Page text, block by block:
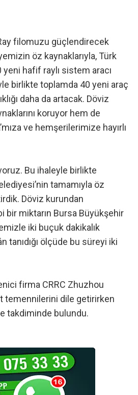
filomuzu güçlendirecek
öz kaynaklarıyla, Türk
hafif raylı sistem aracı
birlikte toplamda 40 yeni araç
daha da artacak. Döviz
koruyor hem de
ve hemşerilerimize hayırlı
Bu ihaleyle birlikte
tamamıyla öz
Döviz kurundan
bir miktarın Bursa Büyükşehir
iki buçuk dakikalık
ölçüde bu süreyi iki
firma CRRC Zhuzhou
temennilerini dile getirirken
takdiminde bulundu.